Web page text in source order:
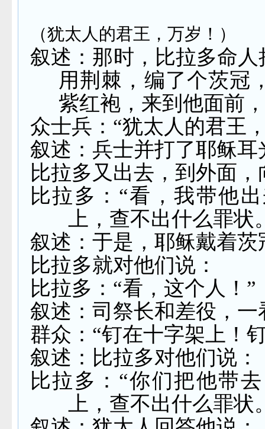
（犹太人的君王，万岁！）
叙述：那时，比拉多命
用荆棘，编了个茨冠
紫红袍，来到他面前
众士兵：“犹太人的君王
叙述：兵士并打了耶稣耳
比拉多又出去，到外面
比拉多：“看，我带他
上，查不出什么罪状
叙述：于是，耶稣戴着
比拉多就对他们说：
比拉多：“看，这个人！”
叙述：司祭长和差役，
群众：“钉在十字架上！
叙述：比拉多对他们说：
比拉多：“你们把他带
上，查不出什么罪状